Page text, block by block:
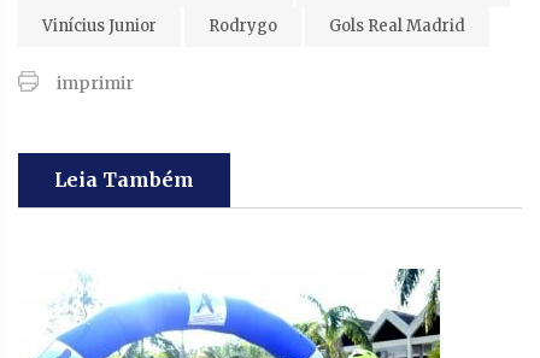
Vinícius Junior
Rodrygo Gols Real Madrid
imprimir
Leia Também